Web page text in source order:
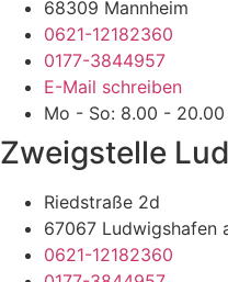
68309 Mannheim
0621-12182360
0177-3844957
E-Mail schreiben
Mo - So: 8.00 -
Zweigstelle
Riedstraße 2d
67067 Ludwigshafen
0621-12182360